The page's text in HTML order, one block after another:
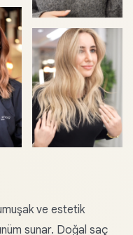
ve estetik
sunar. Doğal saç